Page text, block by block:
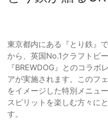
東京都内にある『とり鉄』
から、英国No.1クラフトビ
『BREWDOG』とのコラボ
アが実施されます。このフ
をイメージした特別メニュ
スピリットを楽しむ方々に
す。